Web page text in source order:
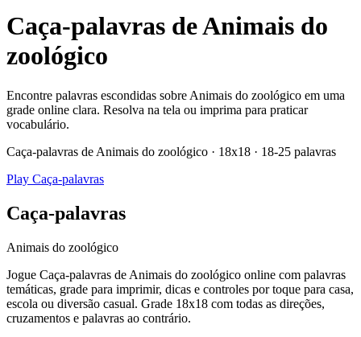
Caça-palavras de Animais do
zoológico
Encontre palavras escondidas sobre Animais do zoológico em uma
grade online clara. Resolva na tela ou imprima para praticar
vocabulário.
Caça-palavras de Animais do zoológico · 18x18 · 18-25 palavras
Play Caça-palavras
Caça-palavras
Animais do zoológico
Jogue Caça-palavras de Animais do zoológico online com palavras
temáticas, grade para imprimir, dicas e controles por toque para casa,
escola ou diversão casual. Grade 18x18 com todas as direções,
cruzamentos e palavras ao contrário.